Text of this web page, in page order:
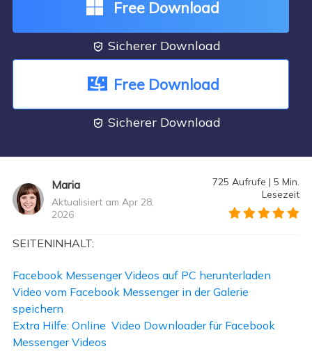
Free Download
 Sicherer Download
Free Download
 Sicherer Download
Maria
Aktualisiert am Apr 28,
2026
725 Aufrufe |5 Min.
Lesezeit
SEITENINHALT:
Facebook Messenger Videos auf PC herunterladen
Video vom Facebook Messenger in der Galerie
speichern
Extra Hilfe: Online Video Downloader für Facebook
Messenger Videos